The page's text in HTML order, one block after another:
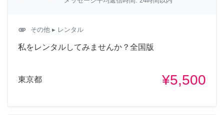
attachment その他 ▸ レンタル
私をレンタルしてみませんか？全国版
東京都 ¥5,500